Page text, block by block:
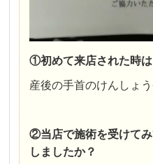
①初めて来店された時
産後の手首のけんしょ
②当店で施術を受けて
しましたか？